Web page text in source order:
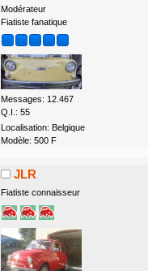
Modérateur
Fiatiste fanatique
Messages: 12.467
Q.I.: 55
Localisation: Belgique
Modèle: 500 F
JLR
Fiatiste connaisseur